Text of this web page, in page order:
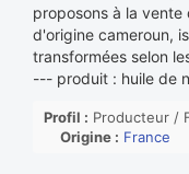
proposons à la
d'origine cameroun,
transformées selon
--- produit : huile de
Profil : Producteur /
Origine : France